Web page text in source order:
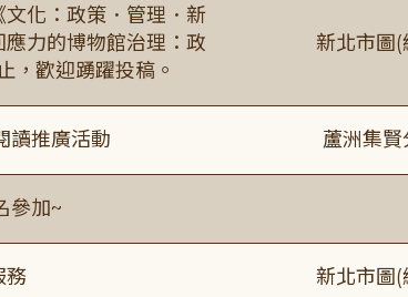
文化：政策．管理．新
力的博物館治理：政
，歡迎踴躍投稿。
新北市圖(
讀推廣活動 蘆洲集賢
參加~
務 新北市圖(